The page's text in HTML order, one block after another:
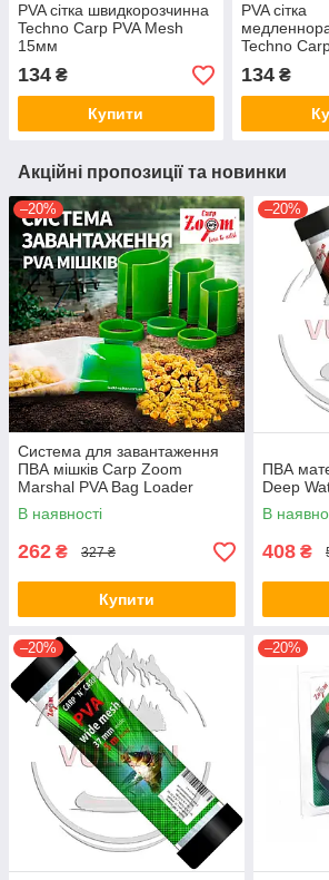
PVA сітка швидкорозчинна
Techno Carp PVA Mesh
15мм
134 ₴
Купити
PVA сітка
Techno
15мм
134₴
Акційні пропозиції та новинки
–20%
Система для завантаження
ПВА мішків Carp Zoom
Marshal PVA Bag Loader
В наявності
262 ₴ 327 ₴
Купити
–20%
ПВА
Deep
В
408 ₴
–20% –20%